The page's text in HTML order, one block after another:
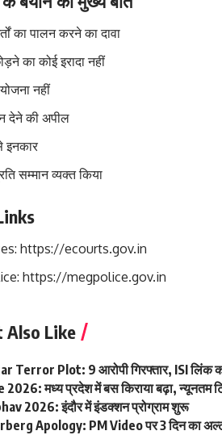
का पालन करने का दावा
का कोई इरादा नहीं
नहीं
देने की अपील
इनकार
सम्मान व्यक्त किया
https://ecourts.gov.in
https://megpolice.gov.in
Also Like
Terror Plot: 9 आरोपी गिरफ्तार, ISI लिंक
मध्य प्रदेश में बस किराया बढ़ा, न्यूनतम
2026: इंदौर में इंडक्शन प्रोग्राम शुरू
Apology: PM Video पर 3 दिन का